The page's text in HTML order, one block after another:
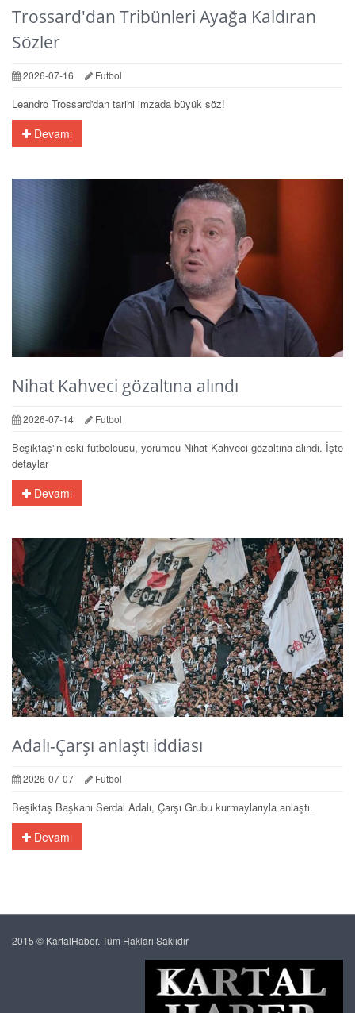
Trossard'dan Tribünleri Ayağa Kaldıran
Sözler
2026-07-16 Futbol
Leandro Trossard'dan tarihi imzada büyük söz!
Devamı
Nihat Kahveci gözaltına alındı
2026-07-14 Futbol
Beşiktaş'ın eski futbolcusu, yorumcu Nihat Kahveci gözaltına alındı. İşte
detaylar
Devamı
Adalı-Çarşı anlaştı iddiası
2026-07-07 Futbol
Beşiktaş Başkanı Serdal Adalı, Çarşı Grubu kurmaylarıyla anlaştı.
Devamı
2015 © KartalHaber. Tüm Hakları Saklıdır